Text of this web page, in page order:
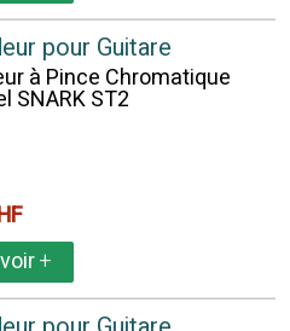
pour Guitare
à Pince Chromatique
SNARK ST2
+